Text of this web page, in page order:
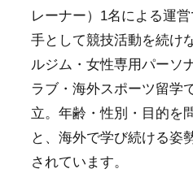
レーナー）1名による運
手として競技活動を続け
ルジム・女性専用パーソ
ラブ・海外スポーツ留学
立。年齢・性別・目的を
と、海外で学び続ける姿
されています。